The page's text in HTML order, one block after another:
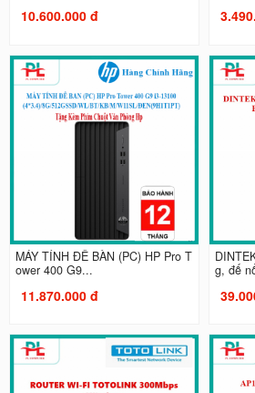
10.600.000 đ
MÁY TÍNH ĐỂ BÀN (PC) HP Pro T
ower 400 G9...
11.870.000 đ
g, đế